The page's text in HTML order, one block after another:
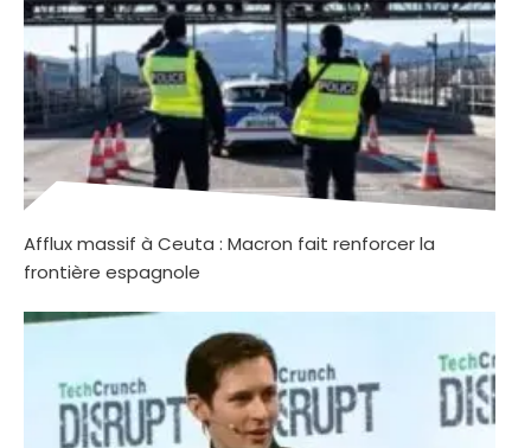
Afflux massif à Ceuta : Macron fait renforcer la
frontière espagnole